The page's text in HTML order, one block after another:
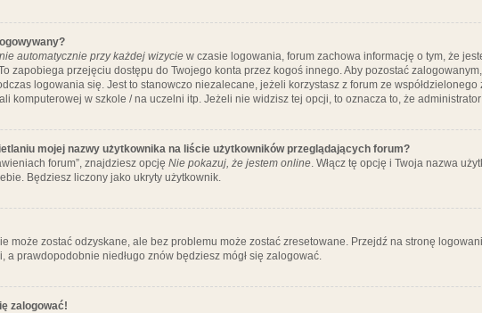
automatycznie przy każdej wizycie w czasie logowania, forum zachowa informację o tym, że
zapobiega przejęciu dostępu do Twojego konta przez kogoś innego. Aby pozostać
logowania się. Jest to stanowczo niezalecane, jeżeli korzystasz z forum ze współdzielonego
komputerowej w szkole / na uczelni itp. Jeżeli nie widzisz tej opcji, to oznacza to, że
mojej nazwy użytkownika na liście użytkowników przeglądających forum?
forum”, znajdziesz opcję Nie pokazuj, że jestem online. Włącz tę opcję i Twoja nazwa
Będziesz liczony jako ukryty użytkownik.
może zostać odzyskane, ale bez problemu może zostać zresetowane. Przejdź na stronę
a prawdopodobnie niedługo znów będziesz mógł się zalogować.
zalogować!